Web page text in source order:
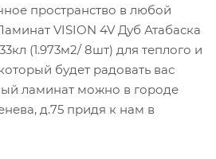
пространство в любой
VISION 4V Дуб Атабаска
(1.973м2/ 8шт) для теплого и
будет радовать вас
ламинат можно в городе
д.75 придя к нам в